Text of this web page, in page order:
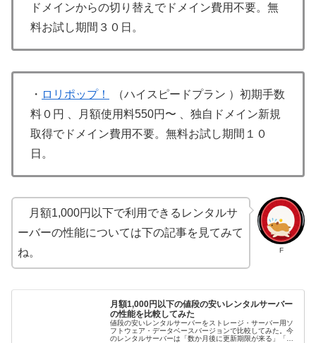
ドメインからの切り替えでドメイン費用不要。無
料お試し期間３０日。
・ ロリポップ！
（ハイスピードプラン ）初期手数
料０円 、月額使用料550円〜 、独自ドメイン新規
取得でドメイン費用不要。無料お試し期間１０
日。
F
月額1,000円以下で利用できるレンタルサ
ーバーの性能については下の記事を見てみて
ね。
月額1,000円以下の値段の安いレンタルサーバー
の性能を比較してみた
値段の安いレンタルサーバーをストレージ・サーバー用ソ
フトウェア・データベースバージョンで比較してみた。今
のレンタルサーバーは「数か月後に更新期限が来る」「サ